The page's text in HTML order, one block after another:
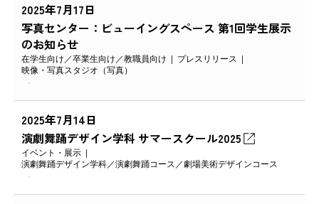
2025年7月17日
写真センター：ビューイングスペース 第1回学生展示
のお知らせ
在学生向け 卒業生向け 教職員向け
プレスリリース
映像・写真スタジオ（写真）
2025年7月14日
演劇舞踊デザイン学科 サマースクール2025
イベント・展示
演劇舞踊デザイン学科
演劇舞踊コース 劇場美術デザインコース